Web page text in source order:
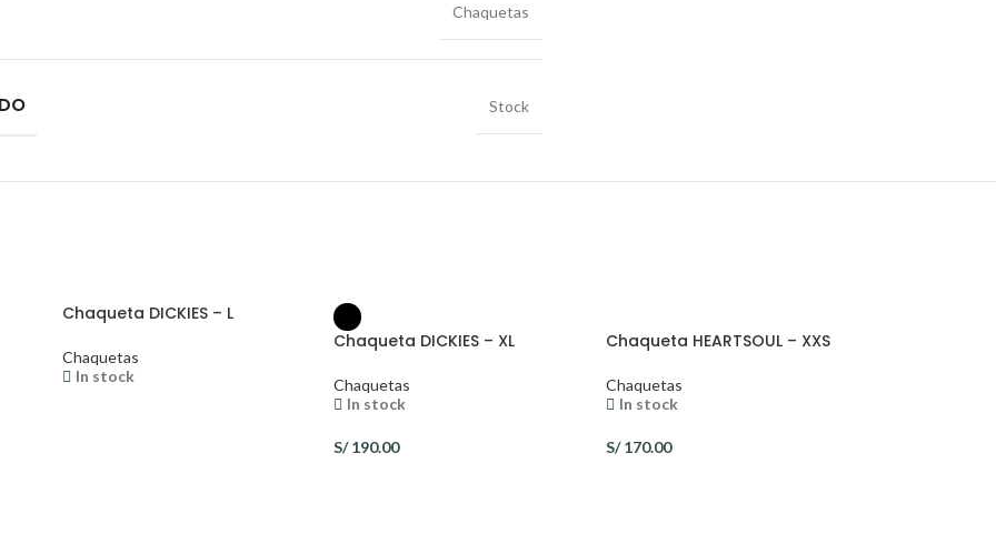
Chaquetas
Stock
Chaqueta DICKIES – L
Chaquetas
In stock
Chaqueta DICKIES – XL
Chaquetas
In stock
S/190.00
Chaqueta HEARTSOUL – XXS
Chaquetas
In stock
S/170.00